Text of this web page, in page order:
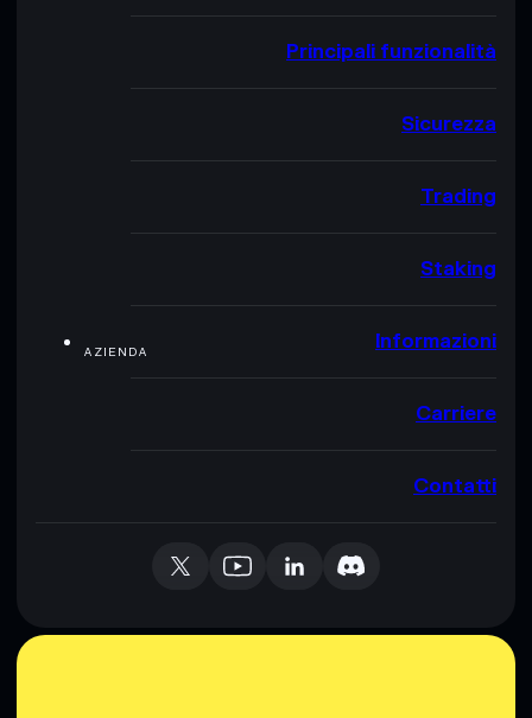
Principali funzionalità
Sicurezza
Trading
Staking
AZIENDA Informazioni
Carriere
Contatti